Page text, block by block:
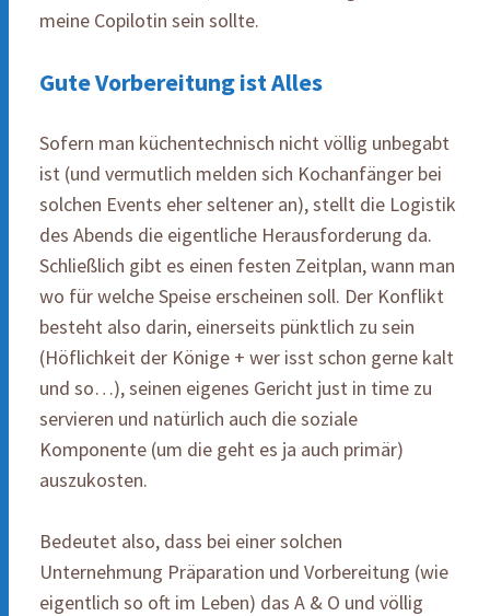
meine Copilotin sein sollte.
Gute Vorbereitung ist Alles
Sofern man küchentechnisch nicht völlig unbegabt
ist (und vermutlich melden sich Kochanfänger bei
solchen Events eher seltener an), stellt die Logistik
des Abends die eigentliche Herausforderung da.
Schließlich gibt es einen festen Zeitplan, wann man
wo für welche Speise erscheinen soll. Der Konflikt
besteht also darin, einerseits pünktlich zu sein
(Höflichkeit der Könige + wer isst schon gerne kalt
und so…), seinen eigenes Gericht just in time zu
servieren und natürlich auch die soziale
Komponente (um die geht es ja auch primär)
auszukosten.
Bedeutet also, dass bei einer solchen
Unternehmung Präparation und Vorbereitung (wie
eigentlich so oft im Leben) das A & O und völlig